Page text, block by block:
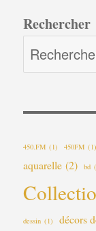
Rechercher
450.FM (1) 450FM (1)
aquarelle (2) bd
dessin (1) décors